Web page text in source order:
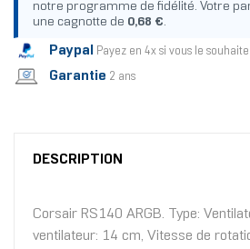
notre programme de fidélité. Votre
une cagnotte de 0,68 €.
Paypal Payez en 4x si vous le
Garantie 2 ans
DESCRIPTION
Corsair RS140 ARGB. Type:
ventilateur: 14 cm, Vitesse de